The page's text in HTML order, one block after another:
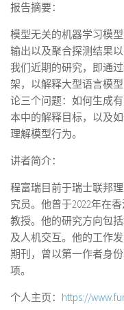
报告摘要：
模型无关的机器学习模
输出以及聚合探测结果
我们近期的研究，即通
架，以解释大型语言模
论三个问题：如何生成
本中的解释目标，以及
理解模型行为。
讲者简介：
程富瑞目前于瑞士联邦
究员。他曾于2022年在
教授。他的研究方向包
及人机交互。他的工作
期刊，曾以第一作者身份
项。
个人主页： https://